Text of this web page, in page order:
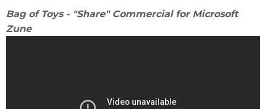
Bag of Toys - "Share" Commercial for Microsoft
Zune